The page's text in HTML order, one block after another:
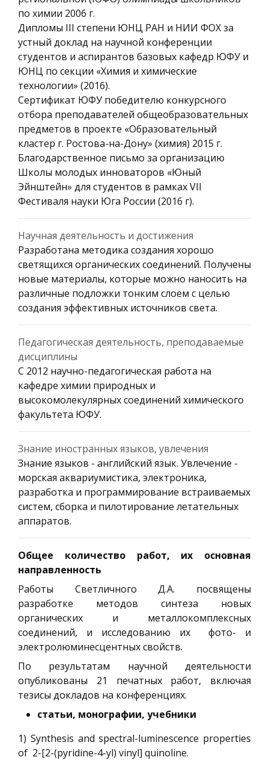
по химии 2006 г.
Дипломы III степени ЮНЦ РАН и НИИ ФОХ за
устный доклад на научной конференции
студентов и аспирантов базовых кафедр ЮФУ и
ЮНЦ по секции «Химия и химические
технологии» (2016).
Сертификат ЮФУ победителю конкурсного
отбора преподавателей общеобразовательных
предметов в проекте «Образовательный
кластер г. Ростова-на-Дону» (химия) 2015 г.
Благодарственное письмо за организацию
Школы молодых инноваторов «Юный
Эйнштейн» для студентов в рамках VII
Фестиваля науки Юга России (2016 г).
Научная деятельность и достижения
Разработана методика создания хорошо
светящихся органических соединений. Получены
новые материалы, которые можно наносить на
различные подложки тонким слоем с целью
создания эффективных источников света.
Педагогическая деятельность, преподаваемые
дисциплины
С 2012 научно-педагогическая работа на
кафедре химии природных и
высокомолекулярных соединений химического
факультета ЮФУ.
Знание иностранных языков, увлечения
Знание языков - английский язык. Увлечение -
морская аквариумистика, электроника,
разработка и программирование встраиваемых
систем, сборка и пилотирование летательных
аппаратов.
Общее количество работ, их основная
направленность
Работы Светличного Д.А. посвящены
разработке методов синтеза новых
органических и металлокомплексных
соединений, и исследованию их фото- и
электролюминесцентных свойств.
По результатам научной деятельности
опубликованы 21 печатных работ, включая
тезисы докладов на конференциях.
статьи, монографии, учебники
1) Synthesis and spectral-luminescence properties
of 2-[2-(pyridine-4-уl) vinyl] quinoline.